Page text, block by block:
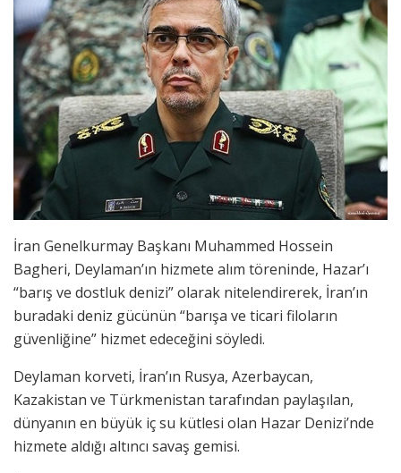
İran Genelkurmay Başkanı Muhammed Hossein
Bagheri, Deylaman’ın hizmete alım töreninde, Hazar’ı
“barış ve dostluk denizi” olarak nitelendirerek, İran’ın
buradaki deniz gücünün “barışa ve ticari filoların
güvenliğine” hizmet edeceğini söyledi.
Deylaman korveti, İran’ın Rusya, Azerbaycan,
Kazakistan ve Türkmenistan tarafından paylaşılan,
dünyanın en büyük iç su kütlesi olan Hazar Denizi’nde
hizmete aldığı altıncı savaş gemisi.